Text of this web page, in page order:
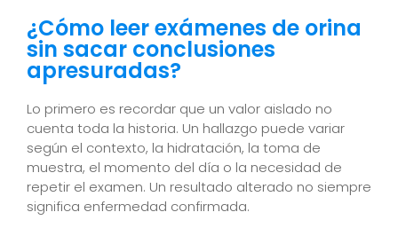
¿Cómo leer exámenes de orina
sin sacar conclusiones
apresuradas?
Lo primero es recordar que un valor aislado no
cuenta toda la historia. Un hallazgo puede variar
según el contexto, la hidratación, la toma de
muestra, el momento del día o la necesidad de
repetir el examen. Un resultado alterado no siempre
significa enfermedad confirmada.